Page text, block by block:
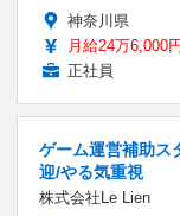
神奈川県
月給24万6,000
正社員
ゲーム運営補助ス
迎/やる気重視
株式会社Le Lien